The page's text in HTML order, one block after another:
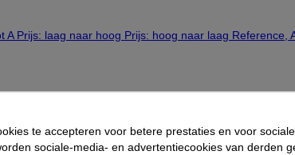
A Prijs: laag naar hoog Prijs: hoog naar laag Reference,
te accepteren voor betere prestaties en voor
sociale-media- en advertentiecookies van derden